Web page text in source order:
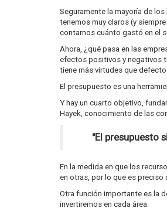
Seguramente la mayoría de
tenemos muy claros (y
contarnos cuánto gastó en el
Ahora, ¿qué pasa en las
efectos positivos y negativos
tiene más virtudes que
El presupuesto es una
Y hay un cuarto objetivo,
Hayek, conocimiento de las
"El presupuesto
En la medida en que los
en otras, por lo que es preciso
Otra función importante es la
invertiremos en cada área.